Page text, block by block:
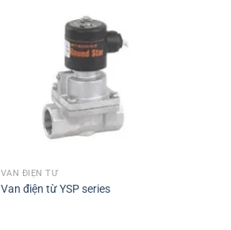
VAN ĐIỆN TỪ
Van điện từ YSP series